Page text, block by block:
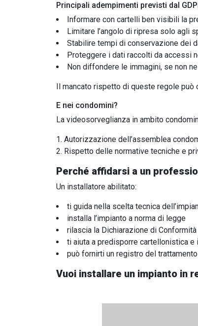
Principali adempimenti previsti dal
Informare con cartelli ben visibili la
Limitare l’angolo di ripresa solo agli
Stabilire tempi di conservazione dei
Proteggere i dati raccolti da accessi
Non diffondere le immagini, se non
Il mancato rispetto di queste regole può
E nei condomini?
La videosorveglianza in ambito
Autorizzazione dell’assemblea
Rispetto delle normative tecniche e
Perché affidarsi a un
Un installatore abilitato:
ti guida nella scelta tecnica
installa l’impianto a norma di legge
rilascia la Dichiarazione di Conformità
ti aiuta a predisporre cartellonistica e
può fornirti un registro del
Vuoi installare un impianto in